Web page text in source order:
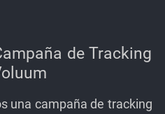
de Tracking
una campaña de tracking